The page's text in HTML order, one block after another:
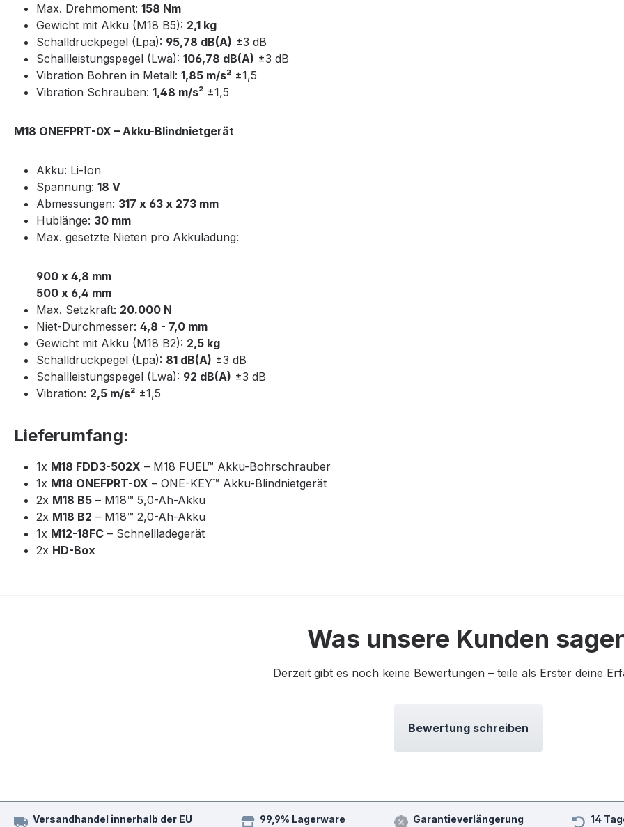
Max. Drehmoment: 158 Nm
Gewicht mit Akku (M18 B5): 2,1 kg
Schalldruckpegel (Lpa): 95,78 dB(A) ±3 dB
Schallleistungspegel (Lwa): 106,78 dB(A) ±3 dB
Vibration Bohren in Metall: 1,85 m/s² ±1,5
Vibration Schrauben: 1,48 m/s² ±1,5
M18 ONEFPRT-0X – Akku-Blindnietgerät
Akku: Li-Ion
Spannung: 18 V
Abmessungen: 317 x 63 x 273 mm
Hublänge: 30 mm
Max. gesetzte Nieten pro Akkuladung:
900 x 4,8 mm
500 x 6,4 mm
Max. Setzkraft: 20.000 N
Niet-Durchmesser: 4,8 - 7,0 mm
Gewicht mit Akku (M18 B2): 2,5 kg
Schalldruckpegel (Lpa): 81 dB(A) ±3 dB
Schallleistungspegel (Lwa): 92 dB(A) ±3 dB
Vibration: 2,5 m/s² ±1,5
Lieferumfang:
1x M18 FDD3-502X – M18 FUEL™ Akku-Bohrschrauber
1x M18 ONEFPRT-0X – ONE-KEY™ Akku-Blindnietgerät
2x M18 B5 – M18™ 5,0-Ah-Akku
2x M18 B2 – M18™ 2,0-Ah-Akku
1x M12-18FC – Schnellladegerät
2x HD-Box
Was unsere Kunden
Derzeit gibt es noch keine Bewertungen – teile als Erster deine
Bewertung schreiben
Versandhandel innerhalb der EU 99,9% Lagerware Garantieverlängerung 14